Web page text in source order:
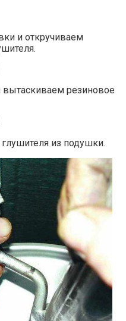
и откручиваем
резиновое
из подушки.